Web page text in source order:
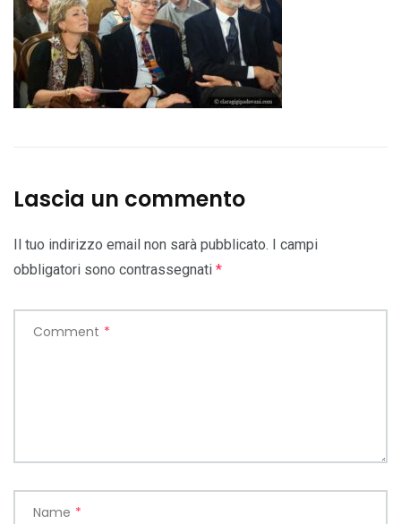
Lascia un commento
Il tuo indirizzo email non sarà pubblicato. I campi
obbligatori sono contrassegnati *
Comment *
Name *